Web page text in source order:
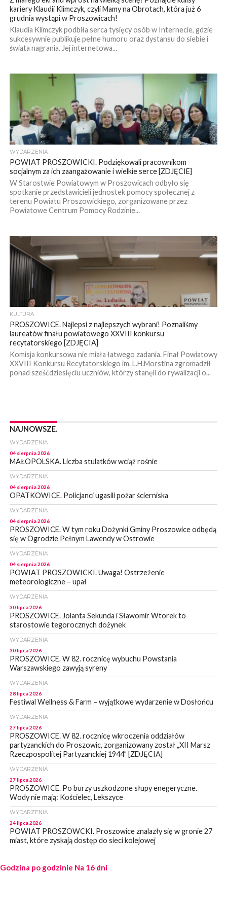
kariery Klaudii Klimczyk, czyli Mamy na Obrotach, która już 6
grudnia wystąpi w Proszowicach!
Klaudia Klimczyk podbiła serca tysięcy osób w Internecie, gdzie
sukcesywnie publikuje pełne humoru oraz dystansu do siebie i
świata nagrania. Jej internetowa...
WYDARZENIA
POWIAT PROSZOWICKI. Podziękowali pracownikom
socjalnym za ich zaangażowanie i wielkie serce [ZDJĘCIE]
W Starostwie Powiatowym w Proszowicach odbyło się
spotkanie przedstawicieli jednostek pomocy społecznej z
terenu Powiatu Proszowickiego, zorganizowane przez
Powiatowe Centrum Pomocy Rodzinie...
KULTURA
PROSZOWICE. Najlepsi z najlepszych wybrani! Poznaliśmy
laureatów finału powiatowego XXVIII konkursu
recytatorskiego [ZDJĘCIA]
Komisja konkursowa nie miała łatwego zadania. Finał Powiatowy
XXVIII Konkursu Recytatorskiego im. L.H.Morstina zgromadził
ponad sześćdziesięciu uczniów, którzy stanęli do rywalizacji o...
NAJNOWSZE.
WYDARZENIA
04 sierpnia 2026
MAŁOPOLSKA. Liczba stulatków wciąż rośnie
WYDARZENIA
04 sierpnia 2026
OPATKOWICE. Policjanci ugasili pożar ścierniska
WYDARZENIA
04 sierpnia 2026
PROSZOWICE. W tym roku Dożynki Gminy Proszowice odbędą
się w Ogrodzie Pełnym Lawendy w Ostrowie
WYDARZENIA
04 sierpnia 2026
POWIAT PROSZOWICKI. Uwaga! Ostrzeżenie
meteorologiczne – upał
WYDARZENIA
30 lipca 2026
PROSZOWICE. Jolanta Sekunda i Sławomir Wtorek to
starostowie tegorocznych dożynek
WYDARZENIA
30 lipca 2026
PROSZOWICE. W 82. rocznicę wybuchu Powstania
Warszawskiego zawyją syreny
WYDARZENIA
28 lipca 2026
Festiwal Wellness & Farm – wyjątkowe wydarzenie w Dosłońcu
WYDARZENIA
27 lipca 2026
PROSZOWICE. W 82. rocznicę wkroczenia oddziałów
partyzanckich do Proszowic, zorganizowany został „XII Marsz
Rzeczpospolitej Partyzanckiej 1944” [ZDJĘCIA]
WYDARZENIA
27 lipca 2026
PROSZOWICE. Po burzy uszkodzone słupy enegeryczne.
Wody nie mają: Kościelec, Lekszyce
WYDARZENIA
24 lipca 2026
POWIAT PROSZOWCKI. Proszowice znalazły się w gronie 27
miast, które zyskają dostęp do sieci kolejowej
23 lipca 2026
POWIAT PROSZOWICE. Obchody Święta Policji w
Godzina po godzinie Na 16 dni